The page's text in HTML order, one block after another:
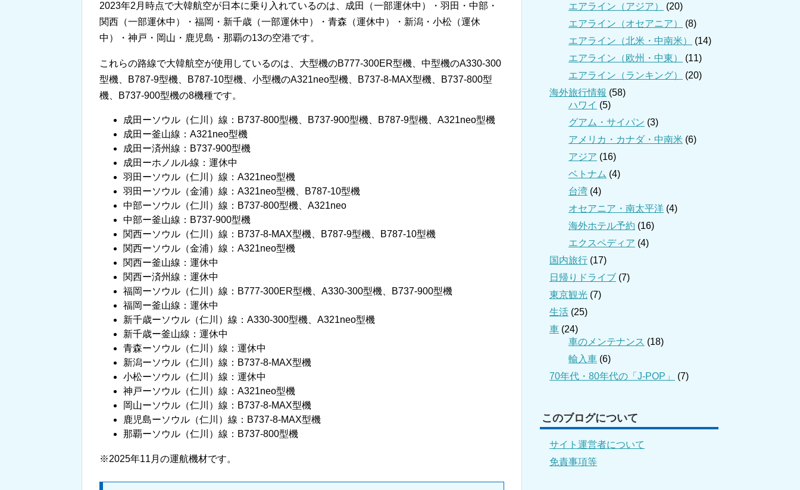
2023年2月時点で大韓航空が日本に乗り入れているのは、成田（一部運休中）・羽田・中部・
関西（一部運休中）・福岡・新千歳（一部運休中）・青森（運休中）・新潟・小松（運休
中）・神戸・岡山・鹿児島・那覇の13の空港です。
これらの路線で大韓航空が使用しているのは、大型機のB777-300ER型機、中型機のA330-300
型機、B787-9型機、B787-10型機、小型機のA321neo型機、B737-8-MAX型機、B737-800型
機、B737-900型機の8機種です。
成田ーソウル（仁川）線：B737-800型機、B737-900型機、B787-9型機、A321neo型機
成田ー釜山線：A321neo型機
成田ー済州線：B737-900型機
成田ーホノルル線：運休中
羽田ーソウル（仁川）線：A321neo型機
羽田ーソウル（金浦）線：A321neo型機、B787-10型機
中部ーソウル（仁川）線：B737-800型機、A321neo
中部ー釜山線：B737-900型機
関西ーソウル（仁川）線：B737-8-MAX型機、B787-9型機、B787-10型機
関西ーソウル（金浦）線：A321neo型機
関西ー釜山線：運休中
関西ー済州線：運休中
福岡ーソウル（仁川）線：B777-300ER型機、A330-300型機、B737-900型機
福岡ー釜山線：運休中
新千歳ーソウル（仁川）線：A330-300型機、A321neo型機
新千歳ー釜山線：運休中
青森ーソウル（仁川）線：運休中
新潟ーソウル（仁川）線：B737-8-MAX型機
小松ーソウル（仁川）線：運休中
神戸ーソウル（仁川）線：A321neo型機
岡山ーソウル（仁川）線：B737-8-MAX型機
鹿児島ーソウル（仁川）線：B737-8-MAX型機
那覇ーソウル（仁川）線：B737-800型機
※2025年11月の運航機材です。
エアライン（アジア）
(20)
エアライン（オセアニア）
(8)
エアライン（北米・中南米）
(14)
エアライン（欧州・中東）
(11)
エアライン（ランキング）
(20)
海外旅行情報 (58)
ハワイ (5)
グアム・サイパン (3)
アメリカ・カナダ・中南米 (6)
アジア (16)
ベトナム (4)
台湾 (4)
オセアニア・南太平洋 (4)
海外ホテル予約 (16)
エクスペディア (4)
国内旅行 (17)
日帰りドライブ (7)
東京観光 (7)
生活 (25)
車 (24)
車のメンテナンス (18)
輸入車 (6)
70年代・80年代の「J-POP」
(7)
このブログについて
サイト運営者について
免責事項等